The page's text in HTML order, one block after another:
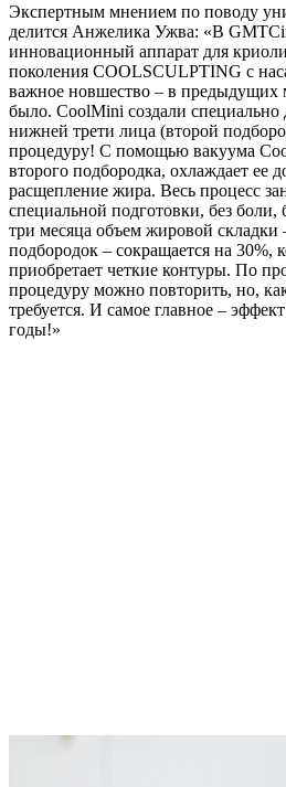
Экспертным мнением по поводу
делится Анжелика Ужва: «В
инновационный аппарат для
поколения COOLSCULPTING с
важное новшество – в предыдущих
было. CoolMini создали
нижней трети лица (второй
процедуру! С помощью вакуума
второго подбородка, охлаждает ее
расщепление жира. Весь процесс
специальной подготовки, без боли,
три месяца объем жировой складки
подбородок – сокращается на 30%,
приобретает четкие контуры. По
процедуру можно повторить, но,
требуется. И самое главное –
годы!»